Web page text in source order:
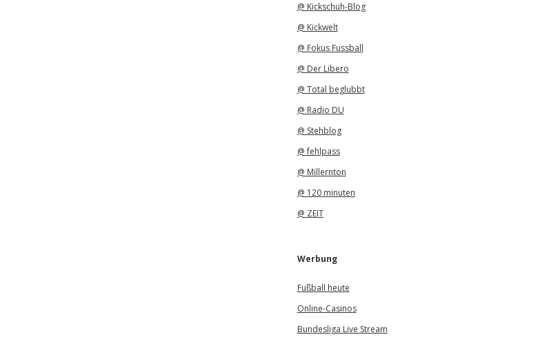
@ Kickschuh-Blog
@ Kickwelt
@ Fokus Fussball
@ Der Libero
@ Total beglubbt
@ Radio DU
@ Stehblog
@ fehlpass
@ Millernton
@ 120 minuten
@ ZEIT
Werbung
Fußball heute
Online-Casinos
Bundesliga Live Stream